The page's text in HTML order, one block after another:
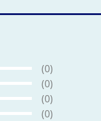
(0)
(0)
(0)
(0)